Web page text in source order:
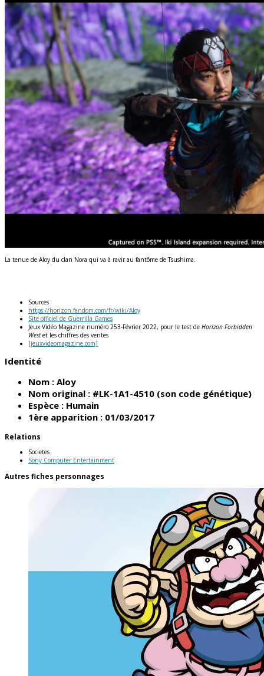
La tenue de Aloy du clan Nora qui va à ravir au fantôme de Tsushima.
Sources
https://horizon.fandom.com/fr/wiki/Aloy
Site officiel de Guerrilla Games
Jeux Vidéo Magazine numéro 253-Février 2022, pour le test de Horizon Forbidden
Westet les chiffres des ventes
[jeuxvideomagazine.com]
Identité
Nom : Aloy
Nom original : #LK-1A1-4510 (son code génétique)
Espèce : Humain
1ère apparition : 01/03/2017
Relations
Societes
Sony Computer Entertainment
Autres fiches personnages